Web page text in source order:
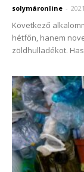
solymáronline -
Következő
hétfőn, hanem
zöldhulladékot.